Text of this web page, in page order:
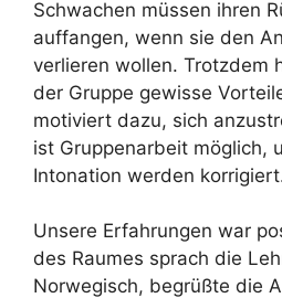
Schwachen müssen ihren
auffangen, wenn sie den
verlieren wollen. Trotzdem
der Gruppe gewisse
motiviert dazu, sich
ist Gruppenarbeit möglich,
Intonation werden
Unsere Erfahrungen war
des Raumes sprach die
Norwegisch, begrüßte die